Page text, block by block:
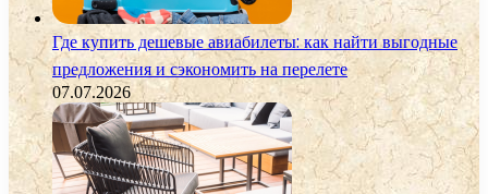
Где купить дешевые авиабилеты: как найти выгодные
предложения и сэкономить на перелете
07.07.2026